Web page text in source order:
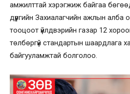
амжилттай хэрэгжиж байгаа
дүүргийн Захиалагчийн ажлын алба
тооцоот үйлдвэрийн газар 12
төлбөргүй стандартын шаардлага
байгууламжтай болголоо.